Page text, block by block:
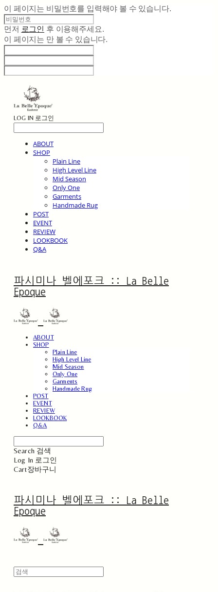
이 페이지는 비밀번호를 입력해야 볼 수 있습니다.
먼저 로그인 후 이용해주세요.
이 페이지는 만 볼 수 있습니다.
LOG IN 로그인
ABOUT
SHOP
Plain Line
High Level Line
Mid Season
Only One
Garments
Handmade Rug
POST
EVENT
REVIEW
LOOKBOOK
Q&A
파시미나 벨에포크 :: La Belle
Epoque
ABOUT
SHOP
Plain Line
High Level Line
Mid Season
Only One
Garments
Handmade Rug
POST
EVENT
REVIEW
LOOKBOOK
Q&A
Search 검색
Log In 로그인
Cart장바구니
파시미나 벨에포크 :: La Belle
Epoque